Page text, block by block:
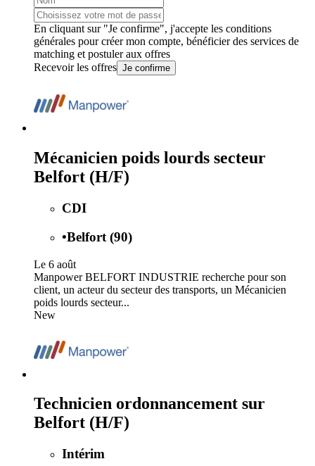
En cliquant sur "Je confirme", j'accepte les conditions
générales pour créer mon compte, bénéficier des services de
matching et postuler aux offres
Recevoir les offres Je confirme
Mécanicien poids lourds secteur
Belfort (H/F)
CDI
•Belfort (90)
Le 6 août
Manpower BELFORT INDUSTRIE recherche pour son
client, un acteur du secteur des transports, un Mécanicien
poids lourds secteur...
New
Technicien ordonnancement sur
Belfort (H/F)
Intérim